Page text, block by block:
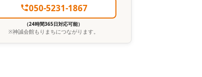
050-5231-1867
（24時間365日対応可能）
※神誠会館もりまちにつながります。